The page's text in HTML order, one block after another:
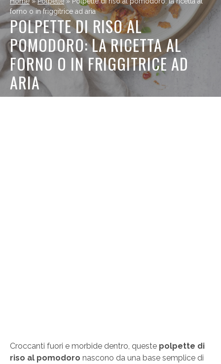
forno o in friggitrice ad aria
POLPETTE DI RISO AL
POMODORO: LA RICETTA AL
FORNO O IN FRIGGITRICE AD
ARIA
Croccanti fuori e morbide dentro, queste polpette di
riso al pomodoro nascono da una base semplice di